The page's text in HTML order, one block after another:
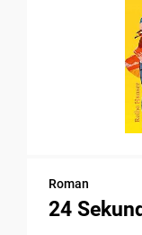
Roman
24